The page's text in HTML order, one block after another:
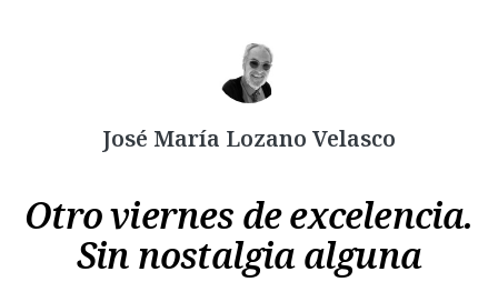
José María Lozano Velasco
Otro viernes de excelencia.
Sin nostalgia alguna